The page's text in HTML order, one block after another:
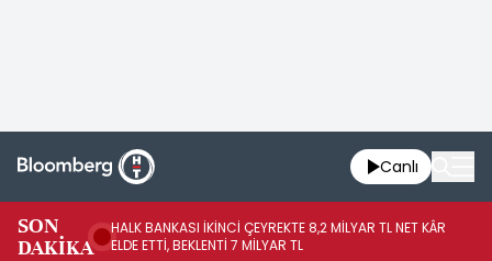
Canlı
SON
DAKİKA
HALK BANKASI İKİNCİ ÇEYREKTE 8,2 MİLYAR TL NET KÂR
ELDE ETTİ, BEKLENTİ 7 MİLYAR TL